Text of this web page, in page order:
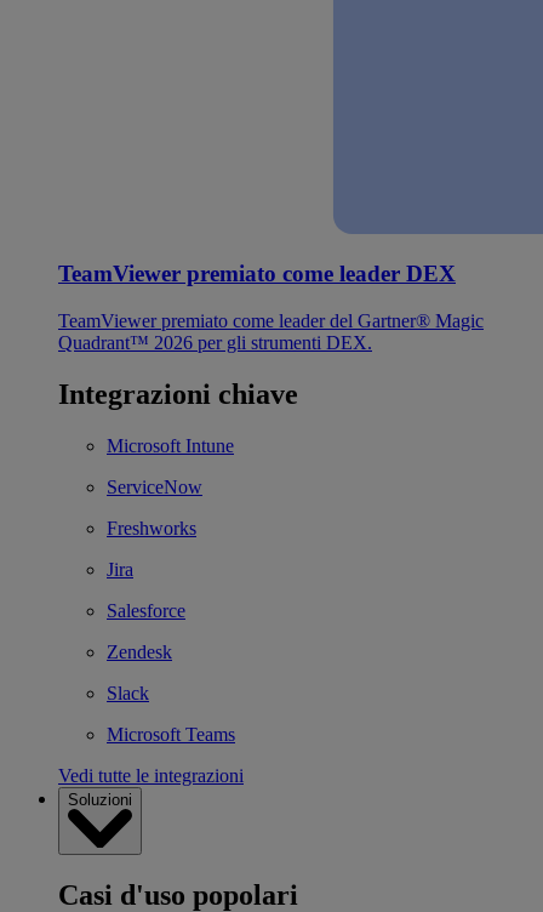
TeamViewer premiato come leader DEX
TeamViewer premiato come leader del Gartner® Magic
Quadrant™ 2026 per gli strumenti DEX.
Integrazioni chiave
Microsoft Intune
ServiceNow
Freshworks
Jira
Salesforce
Zendesk
Slack
Microsoft Teams
Vedi tutte le integrazioni
Soluzioni
Casi d'uso popolari